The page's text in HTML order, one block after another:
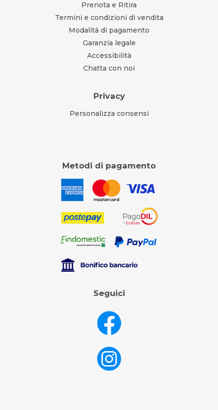
Prenota e Ritira
Termini e condizioni di vendita
Modalità di pagamento
Garanzia legale
Accessibilità
Chatta con noi
Privacy
Personalizza consensi
Metodi di pagamento
Seguici